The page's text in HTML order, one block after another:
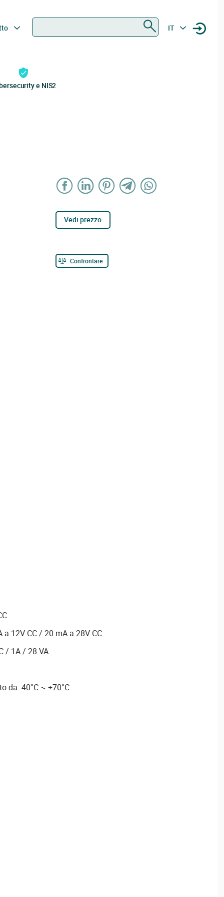
IT
e NIS2
Vedi prezzo
Confrontare
12V CC / 20 mA a 28V CC
/ 1A / 28 VA
da -40°C ~ +70°C